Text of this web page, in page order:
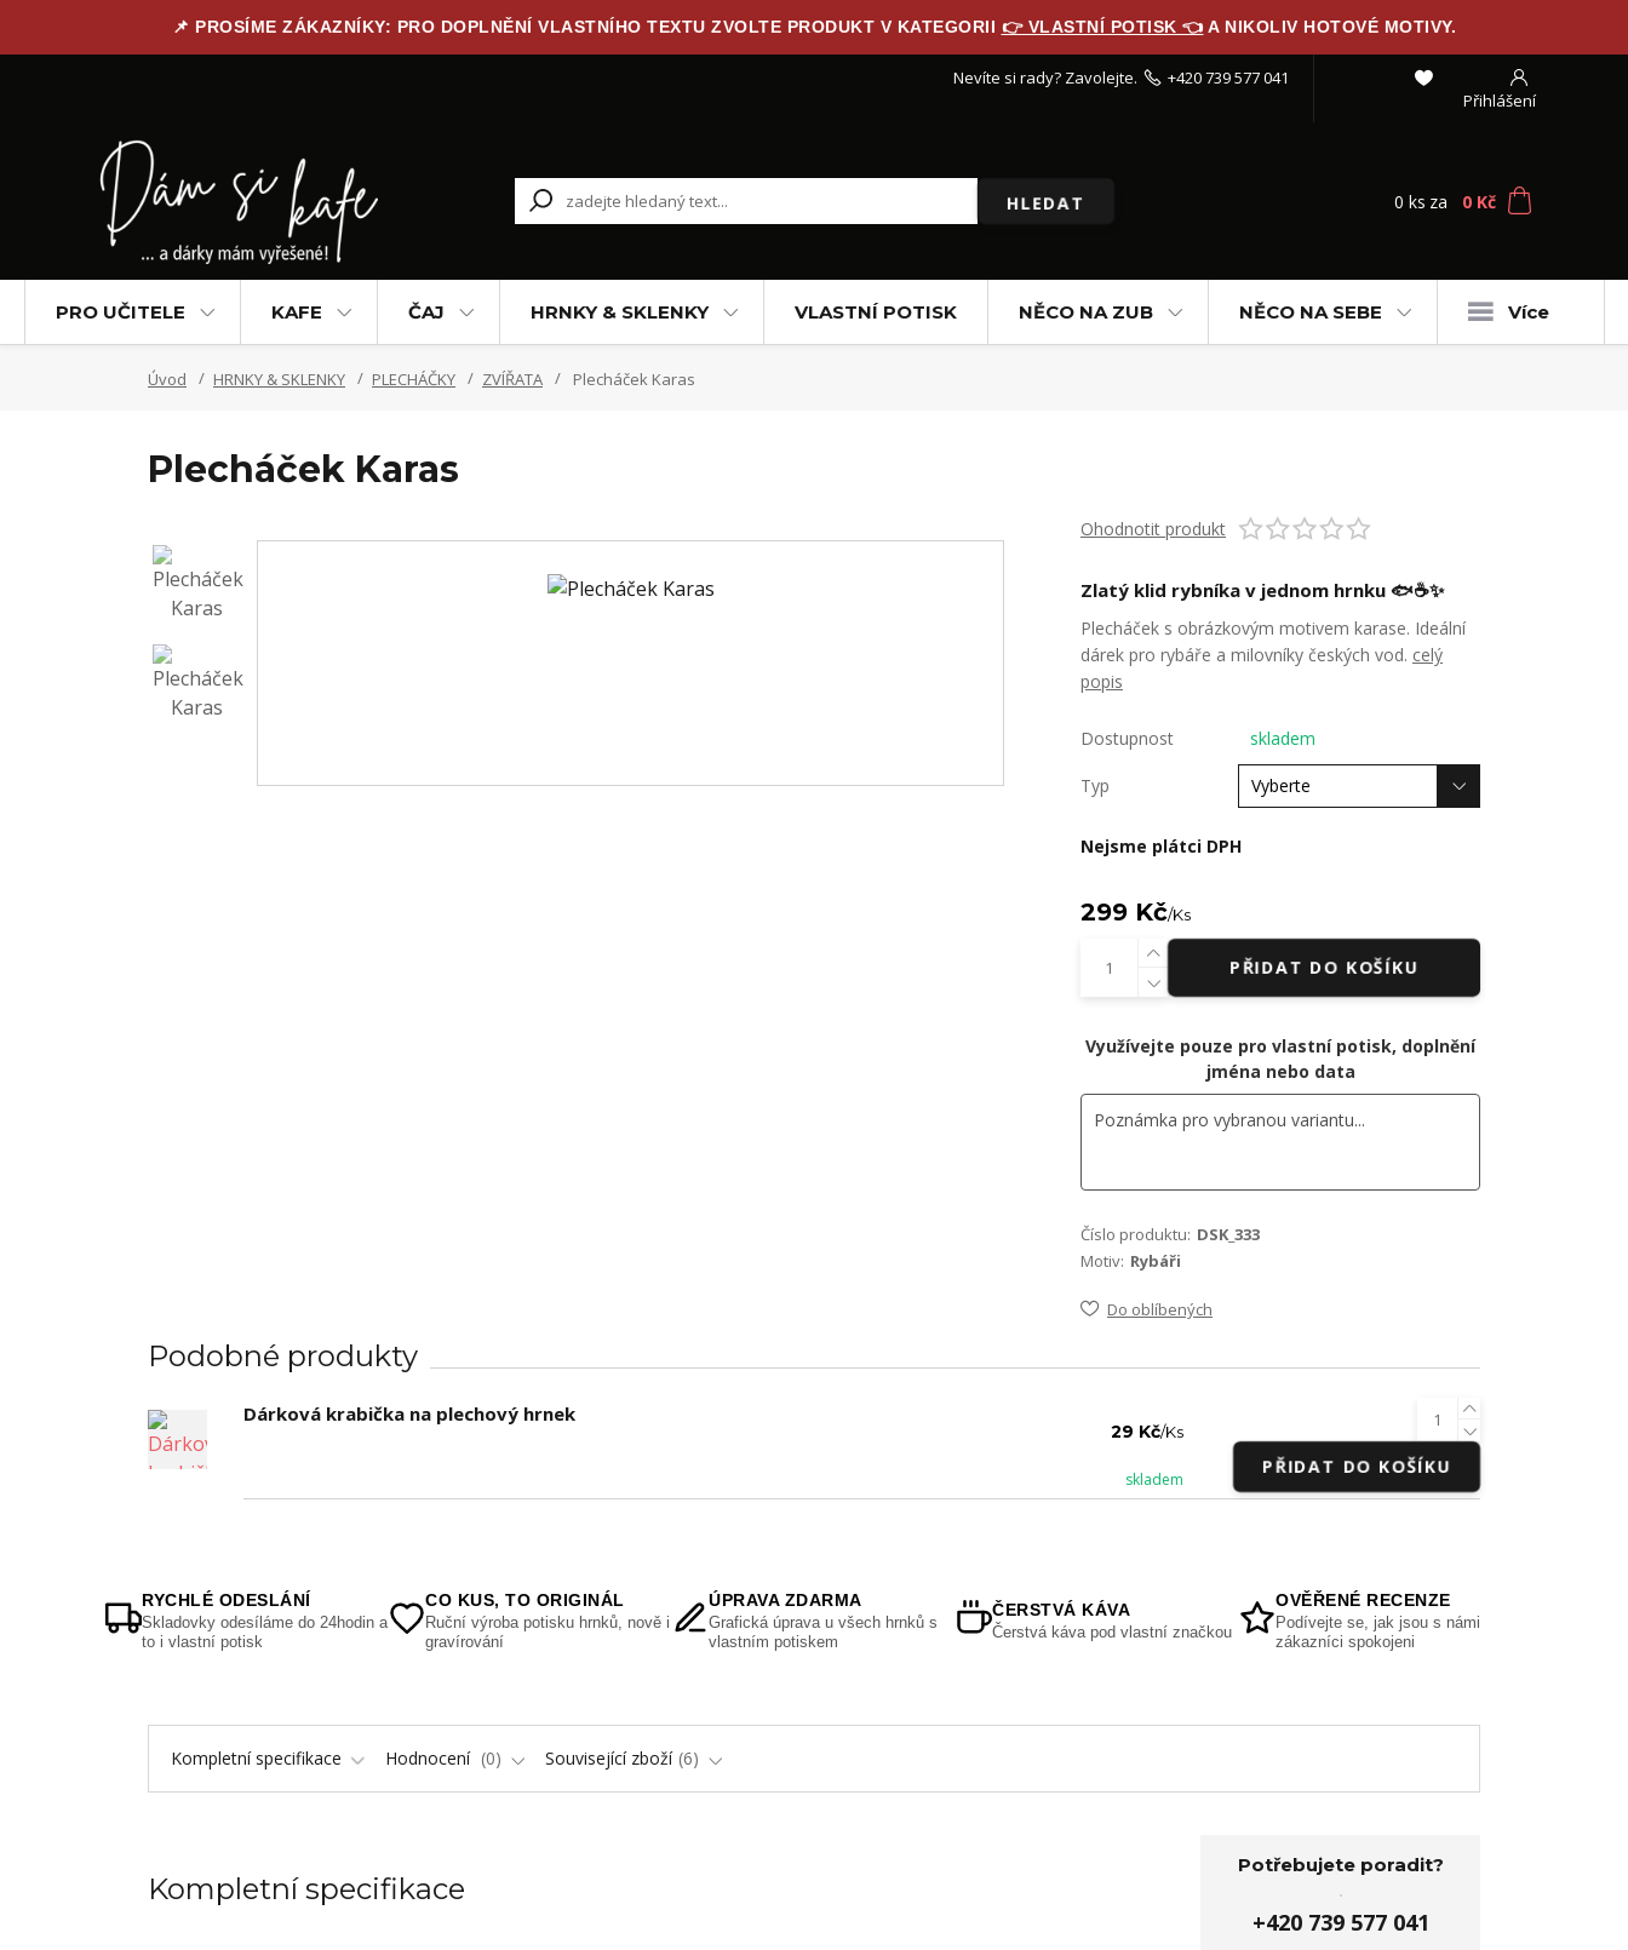
📌 PROSÍME ZÁKAZNÍKY: PRO DOPLNĚNÍ VLASTNÍHO TEXTU ZVOLTE PRODUKT V KATEGORII 👉 VLASTNÍ POTISK 👈 A NIKOLIV HOTOVÉ MOTIVY.
Přihlášení
HLEDAT
Nevíte si rady? Zavolejte. +420 739 577 041
0 ks za 0 Kč
PRO UČITELE KAFE ČAJ HRNKY & SKLENKY VLASTNÍ POTISK NĚCO NA ZUB NĚCO NA SEBE Více
Úvod HRNKY & SKLENKY PLECHÁČKY ZVÍŘATA Plecháček Karas
Plecháček Karas
Ohodnotit produkt
Zlatý klid rybníka v jednom hrnku 🐟☕✨
Plecháček s obrázkovým motivem karase. Ideální
dárek pro rybáře a milovníky českých vod. celý
popis
Dostupnost skladem
Typ
Nejsme plátci DPH
299 Kč/Ks
PŘIDAT DO KOŠÍKU
Využívejte pouze pro vlastní potisk, doplnění
jména nebo data
Číslo produktu: DSK_333
Motiv: Rybáři
Do oblíbených
Podobné produkty
Dárková krabička na plechový hrnek
29 Kč/Ks
skladem
PŘIDAT DO KOŠÍKU
RYCHLÉ ODESLÁNÍ
Skladovky odesíláme do 24hodin a
to i vlastní potisk
CO KUS, TO ORIGINÁL
Ruční výroba potisku hrnků, nově i
gravírování
ÚPRAVA ZDARMA
Grafická úprava u všech hrnků s
vlastním potiskem
ČERSTVÁ KÁVA
Čerstvá káva pod vlastní značkou
OVĚŘENÉ RECENZE
Podívejte se, jak jsou s námi
zákazníci spokojeni
Kompletní specifikace Hodnocení 0 Související zboží 6
Kompletní specifikace
Potřebujete poradit?
+420 739 577 041